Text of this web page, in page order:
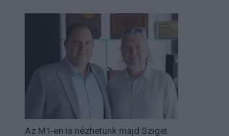
Az M1-en is nézhetünk majd Sziget